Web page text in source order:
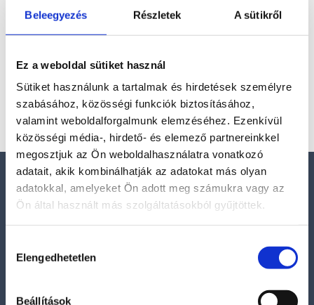
Beleegyezés Részletek A sütikről
Ez a weboldal sütiket használ
Sütiket használunk a tartalmak és hirdetések személyre
szabásához, közösségi funkciók biztosításához,
valamint weboldalforgalmunk elemzéséhez. Ezenkívül
közösségi média-, hirdető- és elemező partnereinkkel
megosztjuk az Ön weboldalhasználatra vonatkozó
adatait, akik kombinálhatják az adatokat más olyan
adatokkal, amelyeket Ön adott meg számukra vagy az
Ön által használt más szolgáltatásokból gyűjtöttek.
kiválasztása
Elengedhetetlen
Beállítások
narancsos-vörös színe, hatszögletű prizmaformái és
Kosár
Elérhetőségek
Tel. (09:00 – 17:00h):